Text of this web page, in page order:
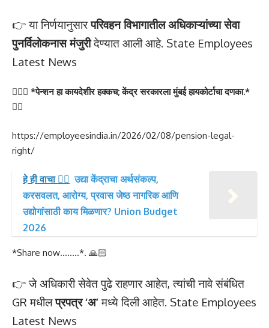
👉 या निर्णयानुसारपरिवहन विभागातील अधिकाऱ्यांच्या सेवा
पुनर्विलोकनास मंजुरीदेण्यात आली आहे. State Employees
Latest News
🙋🏻‍♂️ *पेन्शन हा कायदेशीर हक्कच; केंद्र सरकारला मुंबई हायकोर्टाचा दणका.*
👇🏻
https://employeesindia.in/2026/02/08/pension-legal-
right/
हे ही वाचा 👉🏻 उद्या केंद्राचा अर्थसंकल्प,
करसवलत, आरोग्य, प्रवास जेष्ठ नागरिक आणि
उद्योगांसाठी काय मिळणार? Union Budget
2026
*Share now……..*. 🙏🏻
👉 जे अधिकारी सेवेत पुढे राहणार आहेत, त्यांची नावे संबंधित
GR मधीलप्रपत्र ‘अ’मध्ये दिली आहेत. State Employees
Latest News